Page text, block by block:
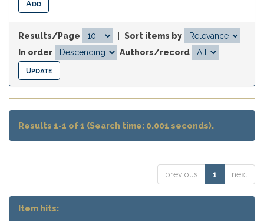
Results/Page
Sort items by
In order
Authors/record
Results 1-1 of 1 (Search time: 0.001 seconds).
previous 1 next
Item hits: